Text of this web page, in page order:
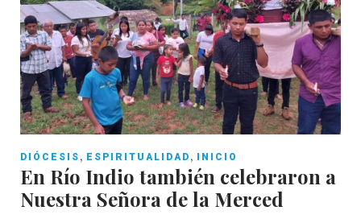
DIÓCESIS , ESPIRITUALIDAD , INICIO
En Río Indio también celebraron a
Nuestra Señora de la Merced